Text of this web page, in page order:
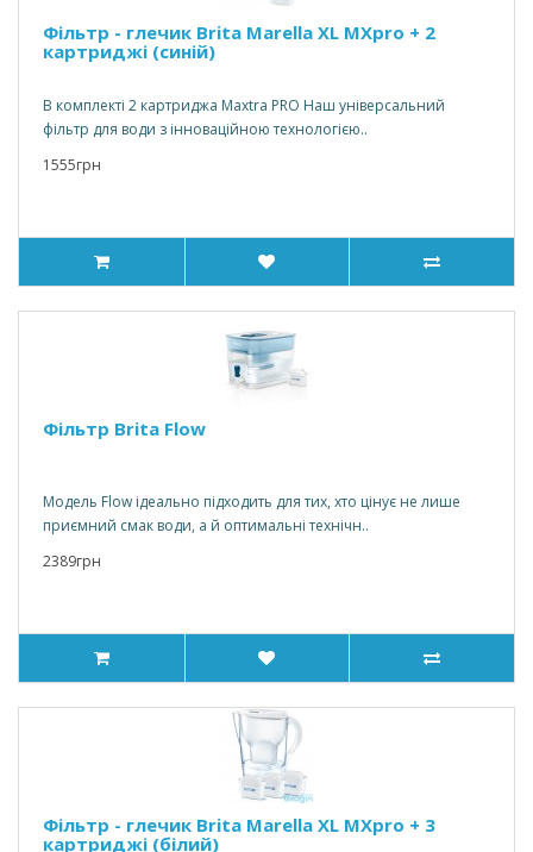
Фільтр - глечик Brita Marella XL MXpro + 2
картриджі (синій)
В комплекті 2 картриджа Maxtra PRO Наш універсальний
фільтр для води з інноваційною технологією..
1555грн
Фільтр Brita Flow
Модель Flow ідеально підходить для тих, хто цінує не лише
приємний смак води, а й оптимальні технічн..
2389грн
Фільтр - глечик Brita Marella XL MXpro + 3
картриджі (білий)